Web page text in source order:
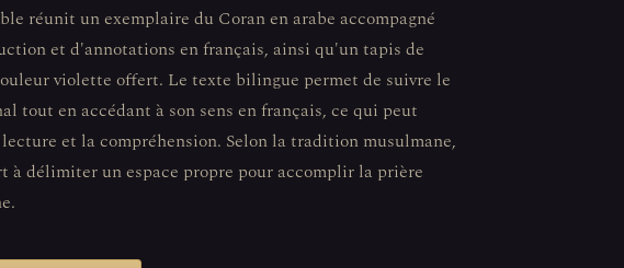
réunit un exemplaire du Coran en arabe accompagné
et d'annotations en français, ainsi qu'un tapis de
violette offert. Le texte bilingue permet de suivre le
tout en accédant à son sens en français, ce qui peut
et la compréhension. Selon la tradition musulmane,
à délimiter un espace propre pour accomplir la prière